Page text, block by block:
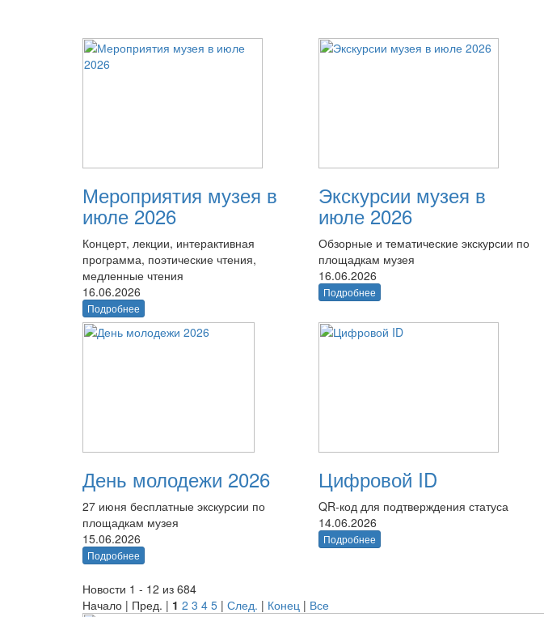
Мероприятия музея в
июле 2026
Концерт, лекции, интерактивная
программа, поэтические чтения,
медленные чтения
16.06.2026
Подробнее
Экскурсии музея в
июле 2026
Обзорные и тематические экскурсии по
площадкам музея
16.06.2026
Подробнее
День молодежи 2026
27 июня бесплатные экскурсии по
площадкам музея
15.06.2026
Подробнее
Цифровой ID
QR-код для подтверждения статуса
14.06.2026
Подробнее
Новости 1 - 12 из 684
Начало | Пред. | 1 2 3 4 5 | След. | Конец | Все